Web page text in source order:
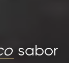
sabor